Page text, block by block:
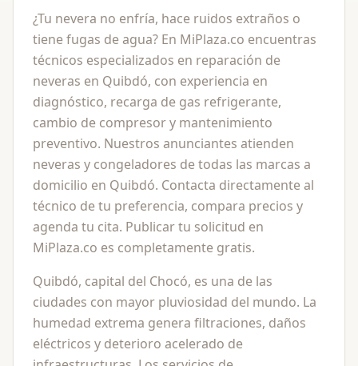
¿Tu nevera no enfría, hace ruidos extraños o
tiene fugas de agua? En MiPlaza.co encuentras
técnicos especializados en reparación de
neveras en Quibdó, con experiencia en
diagnóstico, recarga de gas refrigerante,
cambio de compresor y mantenimiento
preventivo. Nuestros anunciantes atienden
neveras y congeladores de todas las marcas a
domicilio en Quibdó. Contacta directamente al
técnico de tu preferencia, compara precios y
agenda tu cita. Publicar tu solicitud en
MiPlaza.co es completamente gratis.
Quibdó, capital del Chocó, es una de las
ciudades con mayor pluviosidad del mundo. La
humedad extrema genera filtraciones, daños
eléctricos y deterioro acelerado de